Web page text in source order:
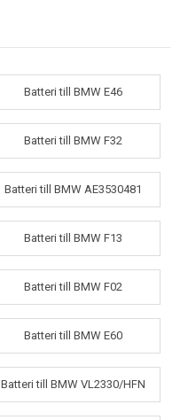
Batteri till BMW E46
Batteri till BMW F32
Batteri till BMW AE3530481
Batteri till BMW F13
Batteri till BMW F02
Batteri till BMW E60
Batteri till BMW VL2330/HFN